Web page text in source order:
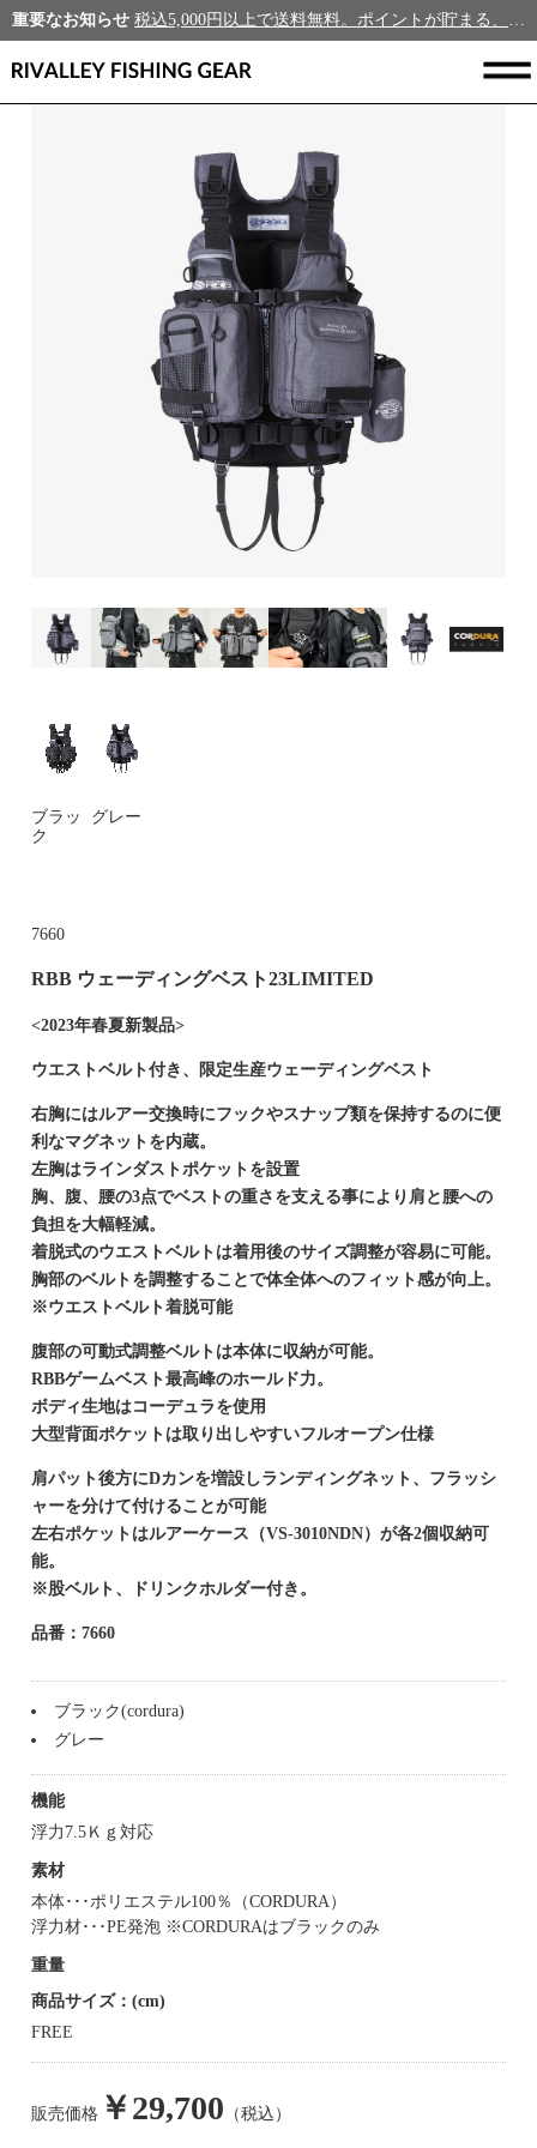
重要なお知らせ 税込5,000円以上で送料無料。ポイントが貯まる、新規会員募集中！
ブラッ
ク
グレー
7660
RBB ウェーディングベスト23LIMITED
<2023年春夏新製品>
ウエストベルト付き、限定生産ウェーディングベスト
右胸にはルアー交換時にフックやスナップ類を保持するのに便
利なマグネットを内蔵。
左胸はラインダストポケットを設置
胸、腹、腰の3点でベストの重さを支える事により肩と腰への
負担を大幅軽減。
着脱式のウエストベルトは着用後のサイズ調整が容易に可能。
胸部のベルトを調整することで体全体へのフィット感が向上。
※ウエストベルト着脱可能
腹部の可動式調整ベルトは本体に収納が可能。
RBBゲームベスト最高峰のホールド力。
ボディ生地はコーデュラを使用
大型背面ポケットは取り出しやすいフルオープン仕様
肩パット後方にDカンを増設しランディングネット、フラッシ
ャーを分けて付けることが可能
左右ポケットはルアーケース（VS-3010NDN）が各2個収納可
能。
※股ベルト、ドリンクホルダー付き。
品番：7660
ブラック(cordura)
グレー
機能
浮力7.5Ｋｇ対応
素材
本体･･･ポリエステル100％（CORDURA）
浮力材･･･PE発泡 ※CORDURAはブラックのみ
重量
商品サイズ：(cm)
FREE
販売価格 ￥29,700 （税込）